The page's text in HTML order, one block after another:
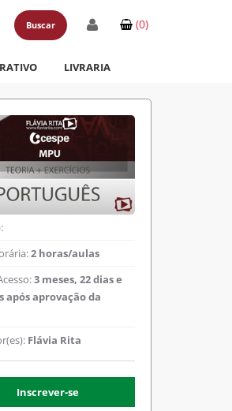
Buscar (0)
LIVRARIA
2 horas/aulas
3 meses, 22 dias e
após aprovação da
Flávia Rita
Inscrever-se